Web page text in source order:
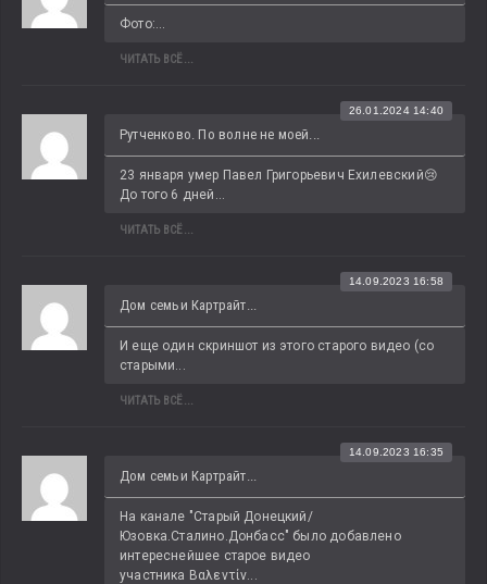
Фото:...
ЧИТАТЬ ВСЁ...
Рутченково. По волне не моей...
26.01.2024 14:40
23 января умер Павел Григорьевич Ехилевский😢
До того 6 дней...
ЧИТАТЬ ВСЁ...
Дом семьи Картрайт...
14.09.2023 16:58
И еще один скриншот из этого старого видео (со
старыми...
ЧИТАТЬ ВСЁ...
Дом семьи Картрайт...
14.09.2023 16:35
На канале "Старый Донецкий/
Юзовка.Сталино.Донбасс" было добавлено
интереснейшее старое видео
участника Βαλεντίν...